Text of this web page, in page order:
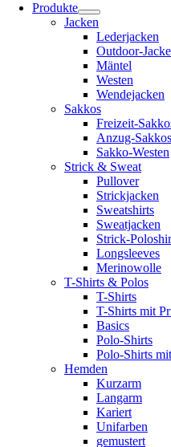
Produkte
Jacken
Lederjacken
Outdoor-
Mäntel
Westen
Wendejacken
Sakkos
Freizeit-
Anzug-Sakkos
Sakko-Westen
Strick & Sweat
Pullover
Strickjacken
Sweatshirts
Sweatjacken
Strick-
Longsleeves
Merinowolle
T-Shirts & Polos
T-Shirts
T-Shirts mit
Basics
Polo-Shirts
Polo-Shirts
Hemden
Kurzarm
Langarm
Kariert
Unifarben
gemustert